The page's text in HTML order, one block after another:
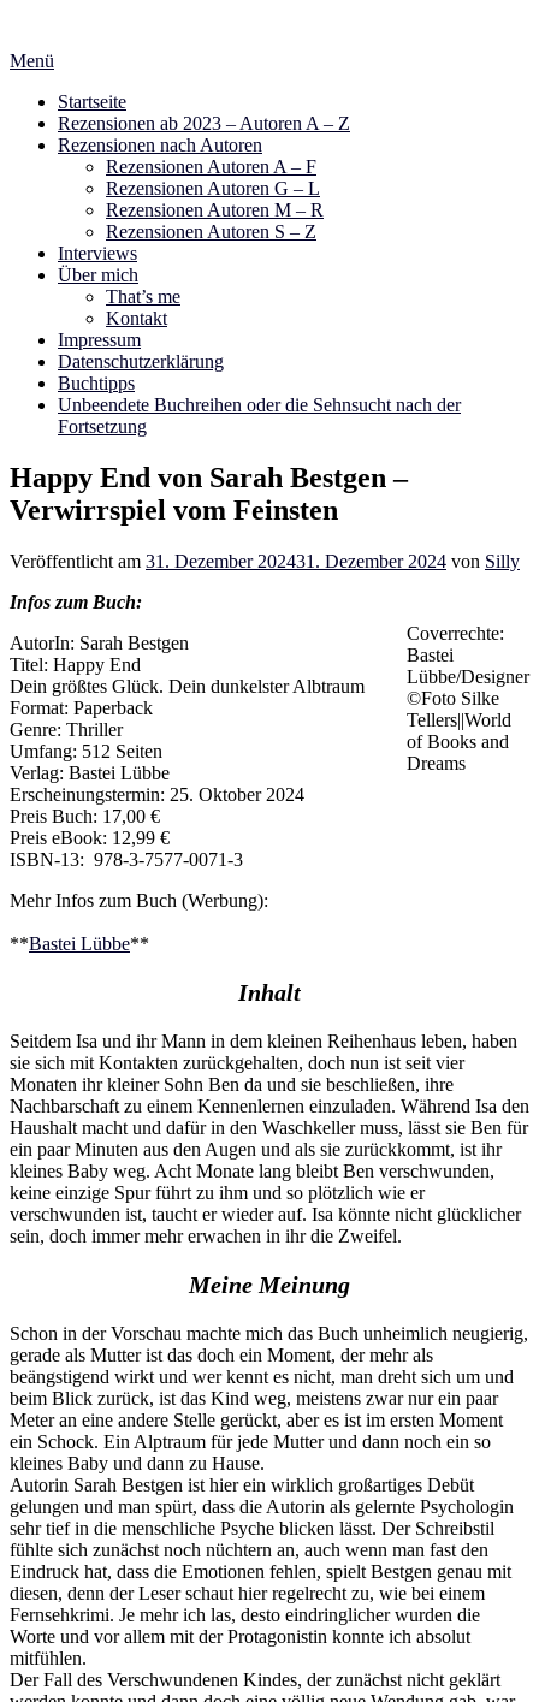
springen
Menü
Startseite
Rezensionen ab 2023 – Autoren A – Z
Rezensionen nach Autoren
Rezensionen Autoren A – F
Rezensionen Autoren G – L
Rezensionen Autoren M – R
Rezensionen Autoren S – Z
Interviews
Über mich
That’s me
Kontakt
Impressum
Datenschutzerklärung
Buchtipps
Unbeendete Buchreihen oder die Sehnsucht nach der
Fortsetzung
Happy End von Sarah Bestgen –
Verwirrspiel vom Feinsten
Veröffentlicht am 31. Dezember 202431. Dezember 2024 von Silly
Coverrechte:
Bastei
Lübbe/Designer
©Foto Silke
Tellers||World
of Books and
Dreams
Infos zum Buch:
AutorIn: Sarah Bestgen
Titel: Happy End
Dein größtes Glück. Dein dunkelster Albtraum
Format: Paperback
Genre: Thriller
Umfang: 512 Seiten
Verlag: Bastei Lübbe
Erscheinungstermin: 25. Oktober 2024
Preis Buch: 17,00 €
Preis eBook: 12,99 €
ISBN-13: ‎ 978-3-7577-0071-3
Mehr Infos zum Buch (Werbung):
**Bastei Lübbe**
Inhalt
Seitdem Isa und ihr Mann in dem kleinen Reihenhaus leben, haben
sie sich mit Kontakten zurückgehalten, doch nun ist seit vier
Monaten ihr kleiner Sohn Ben da und sie beschließen, ihre
Nachbarschaft zu einem Kennenlernen einzuladen. Während Isa den
Haushalt macht und dafür in den Waschkeller muss, lässt sie Ben für
ein paar Minuten aus den Augen und als sie zurückkommt, ist ihr
kleines Baby weg. Acht Monate lang bleibt Ben verschwunden,
keine einzige Spur führt zu ihm und so plötzlich wie er
verschwunden ist, taucht er wieder auf. Isa könnte nicht glücklicher
sein, doch immer mehr erwachen in ihr die Zweifel.
Meine Meinung
Schon in der Vorschau machte mich das Buch unheimlich neugierig,
gerade als Mutter ist das doch ein Moment, der mehr als
beängstigend wirkt und wer kennt es nicht, man dreht sich um und
beim Blick zurück, ist das Kind weg, meistens zwar nur ein paar
Meter an eine andere Stelle gerückt, aber es ist im ersten Moment
ein Schock. Ein Alptraum für jede Mutter und dann noch ein so
kleines Baby und dann zu Hause.
Autorin Sarah Bestgen ist hier ein wirklich großartiges Debüt
gelungen und man spürt, dass die Autorin als gelernte Psychologin
sehr tief in die menschliche Psyche blicken lässt. Der Schreibstil
fühlte sich zunächst noch nüchtern an, auch wenn man fast den
Eindruck hat, dass die Emotionen fehlen, spielt Bestgen genau mit
diesen, denn der Leser schaut hier regelrecht zu, wie bei einem
Fernsehkrimi. Je mehr ich las, desto eindringlicher wurden die
Worte und vor allem mit der Protagonistin konnte ich absolut
mitfühlen.
Der Fall des Verschwundenen Kindes, der zunächst nicht geklärt